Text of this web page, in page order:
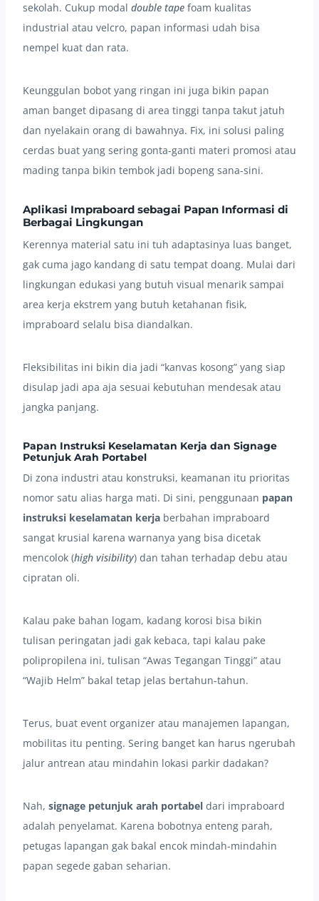
sekolah. Cukup modal double tape foam kualitas
industrial atau velcro, papan informasi udah bisa
nempel kuat dan rata.
Keunggulan bobot yang ringan ini juga bikin papan
aman banget dipasang di area tinggi tanpa takut jatuh
dan nyelakain orang di bawahnya. Fix, ini solusi paling
cerdas buat yang sering gonta-ganti materi promosi atau
mading tanpa bikin tembok jadi bopeng sana-sini.
Aplikasi Impraboard sebagai Papan Informasi di
Berbagai Lingkungan
Kerennya material satu ini tuh adaptasinya luas banget,
gak cuma jago kandang di satu tempat doang. Mulai dari
lingkungan edukasi yang butuh visual menarik sampai
area kerja ekstrem yang butuh ketahanan fisik,
impraboard selalu bisa diandalkan.
Fleksibilitas ini bikin dia jadi “kanvas kosong” yang siap
disulap jadi apa aja sesuai kebutuhan mendesak atau
jangka panjang.
Papan Instruksi Keselamatan Kerja dan Signage
Petunjuk Arah Portabel
Di zona industri atau konstruksi, keamanan itu prioritas
nomor satu alias harga mati. Di sini, penggunaan papan
instruksi keselamatan kerja berbahan impraboard
sangat krusial karena warnanya yang bisa dicetak
mencolok (high visibility) dan tahan terhadap debu atau
cipratan oli.
Kalau pake bahan logam, kadang korosi bisa bikin
tulisan peringatan jadi gak kebaca, tapi kalau pake
polipropilena ini, tulisan “Awas Tegangan Tinggi” atau
“Wajib Helm” bakal tetap jelas bertahun-tahun.
Terus, buat event organizer atau manajemen lapangan,
mobilitas itu penting. Sering banget kan harus ngerubah
jalur antrean atau mindahin lokasi parkir dadakan?
Nah, signage petunjuk arah portabel dari impraboard
adalah penyelamat. Karena bobotnya enteng parah,
petugas lapangan gak bakal encok mindah-mindahin
papan segede gaban seharian.